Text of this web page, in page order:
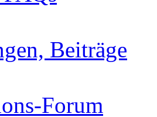
Beiträge
Forum